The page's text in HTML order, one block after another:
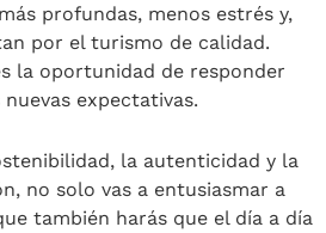
profundas, menos estrés y,
por el turismo de calidad.
la oportunidad de responder
expectativas.
la autenticidad y la
no solo vas a entusiasmar a
también harás que el día a día